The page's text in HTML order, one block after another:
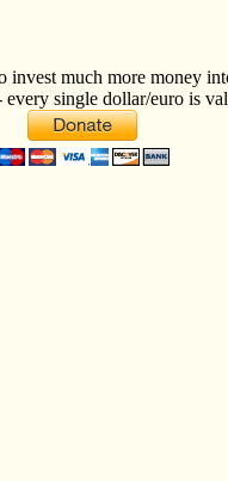
invest much more
single dollar/euro is